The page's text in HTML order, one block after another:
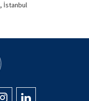
İstanbul